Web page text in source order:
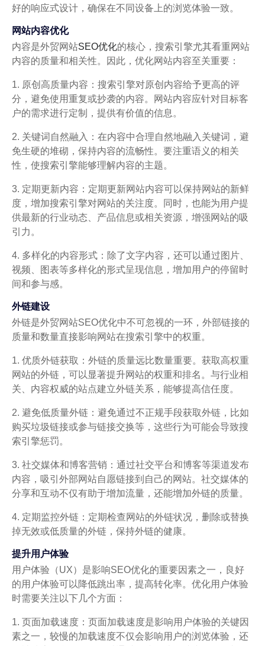
好的响应式设计，确保在不同设备上的浏览体验一致。
网站内容优化
内容是外贸网站SEO优化的核心，搜索引擎尤其看重网站
内容的质量和相关性。因此，优化网站内容至关重要：
1. 原创高质量内容：搜索引擎对原创内容给予更高的评
分，避免使用重复或抄袭的内容。网站内容应针对目标客
户的需求进行定制，提供有价值的信息。
2. 关键词自然融入：在内容中合理自然地融入关键词，避
免生硬的堆砌，保持内容的流畅性。要注重语义的相关
性，使搜索引擎能够理解内容的主题。
3. 定期更新内容：定期更新网站内容可以保持网站的新鲜
度，增加搜索引擎对网站的关注度。同时，也能为用户提
供最新的行业动态、产品信息或相关资源，增强网站的吸
引力。
4. 多样化的内容形式：除了文字内容，还可以通过图片、
视频、图表等多样化的形式呈现信息，增加用户的停留时
间和参与感。
外链建设
外链是外贸网站SEO优化中不可忽视的一环，外部链接的
质量和数量直接影响网站在搜索引擎中的权重。
1. 优质外链获取：外链的质量远比数量重要。获取高权重
网站的外链，可以显著提升网站的权重和排名。与行业相
关、内容权威的站点建立外链关系，能够提高信任度。
2. 避免低质量外链：避免通过不正规手段获取外链，比如
购买垃圾链接或参与链接交换等，这些行为可能会导致搜
索引擎惩罚。
3. 社交媒体和博客营销：通过社交平台和博客等渠道发布
内容，吸引外部网站自愿链接到自己的网站。社交媒体的
分享和互动不仅有助于增加流量，还能增加外链的质量。
4. 定期监控外链：定期检查网站的外链状况，删除或替换
掉无效或低质量的外链，保持外链的健康。
提升用户体验
用户体验（UX）是影响SEO优化的重要因素之一，良好
的用户体验可以降低跳出率，提高转化率。优化用户体验
时需要关注以下几个方面：
1. 页面加载速度：页面加载速度是影响用户体验的关键因
素之一，较慢的加载速度不仅会影响用户的浏览体验，还